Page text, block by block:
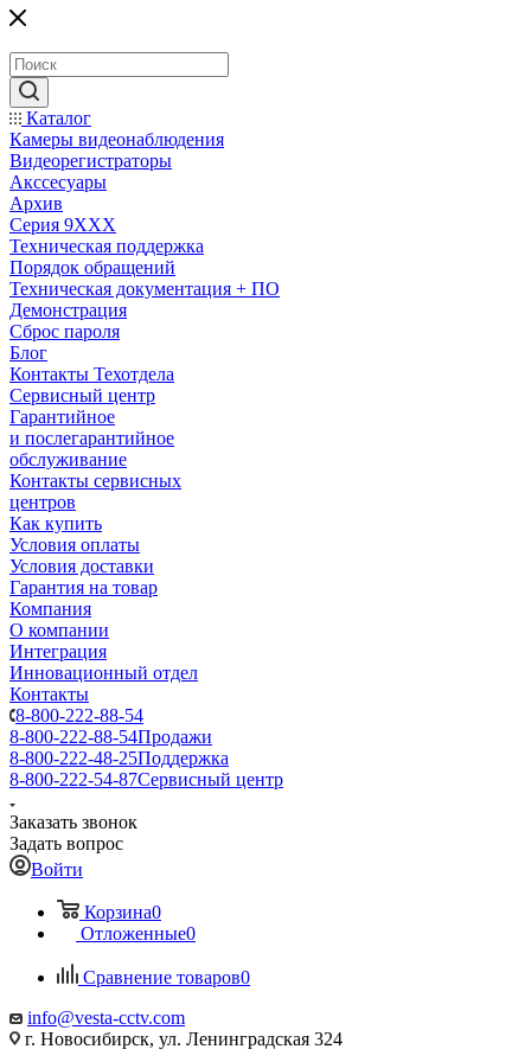
Каталог
Камеры видеонаблюдения
Видеорегистраторы
Акссесуары
Архив
Серия 9XXX
Техническая поддержка
Порядок обращений
Техническая документация + ПО
Демонстрация
Сброс пароля
Блог
Контакты Техотдела
Сервисный центр
Гарантийное
и послегарантийное
обслуживание
Контакты сервисных
центров
Как купить
Условия оплаты
Условия доставки
Гарантия на товар
Компания
О компании
Интеграция
Инновационный отдел
Контакты
8-800-222-88-54
8-800-222-88-54Продажи
8-800-222-48-25Поддержка
8-800-222-54-87Сервисный центр
Заказать звонок
Задать вопрос
Войти
Корзина0
Отложенные0
Сравнение товаров0
info@vesta-cctv.com
г. Новосибирск, ул. Ленинградская 324